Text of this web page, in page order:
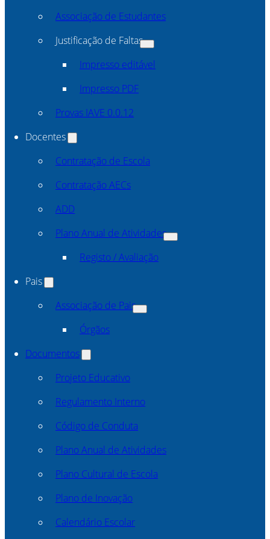
Associação de Estudantes
Justificação de Faltas
Impresso editável
Impresso PDF
Provas IAVE 0.0.12
Docentes
Contratação de Escola
Contratação AECs
ADD
Plano Anual de Atividades
Registo / Avaliação
Pais
Associação de Pais
Órgãos
Documentos
Projeto Educativo
Regulamento Interno
Código de Conduta
Plano Anual de Atividades
Plano Cultural de Escola
Plano de Inovação
Calendário Escolar